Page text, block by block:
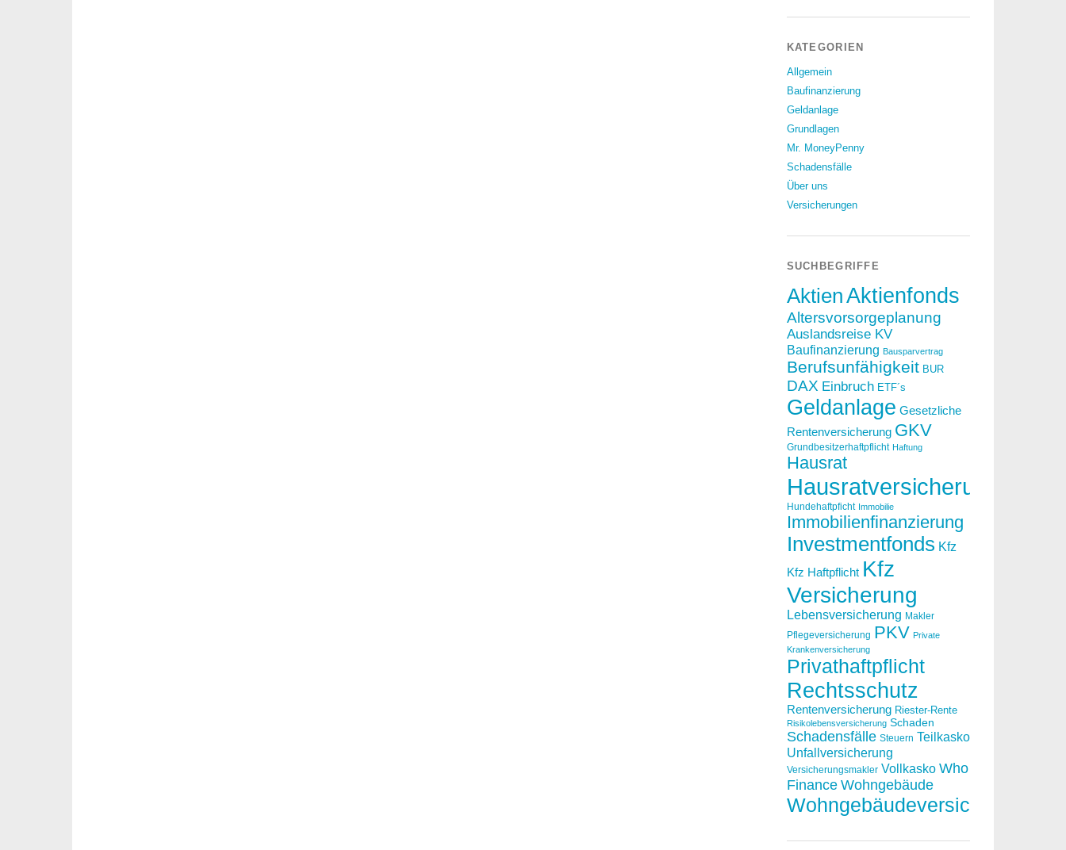
KATEGORIEN
Allgemein
Baufinanzierung
Geldanlage
Grundlagen
Mr. MoneyPenny
Schadensfälle
Über uns
Versicherungen
SUCHBEGRIFFE
AktienAktienfonds
Altersvorsorgeplanung
Auslandsreise KV
Baufinanzierung Bausparvertrag
Berufsunfähigkeit BUR
DAX Einbruch ETF´s
Geldanlage Gesetzliche
Rentenversicherung GKV
Grundbesitzerhaftpflicht Haftung
Hausrat
Hausratversicherung
Hundehaftpficht Immobilie
Immobilienfinanzierung
Investmentfonds Kfz
Kfz Haftpflicht Kfz
Versicherung
Lebensversicherung Makler
Pflegeversicherung PKV Private
Krankenversicherung
Privathaftpflicht
Rechtsschutz
Rentenversicherung Riester-Rente
Risikolebensversicherung Schaden
Schadensfälle Steuern Teilkasko
Unfallversicherung
Versicherungsmakler Vollkasko Who
Finance Wohngebäude
Wohngebäudeversicherung